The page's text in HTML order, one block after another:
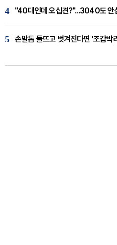
4 "40대인데 오십견?"...3040도 안
5 손발톱 들뜨고 벗겨진다면 '조갑